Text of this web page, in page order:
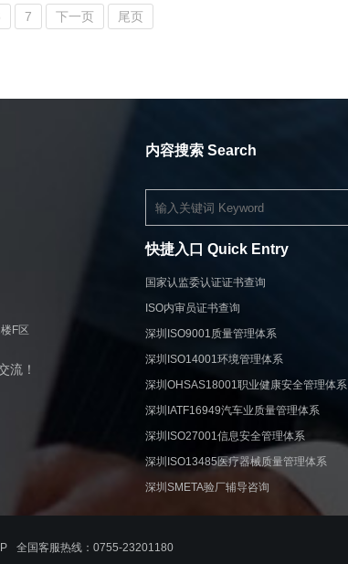
7 下一页 尾页
F区
流！
内容搜索 Search
快捷入口 Quick Entry
国家认监委认证证书查询
ISO内审员证书查询
深圳ISO9001质量管理体系
深圳ISO14001环境管理体系
深圳OHSAS18001职业健康安全管理体系
深圳IATF16949汽车业质量管理体系
深圳ISO27001信息安全管理体系
深圳ISO13485医疗器械质量管理体系
深圳SMETA验厂辅导咨询
全国客服热线：0755-23201180